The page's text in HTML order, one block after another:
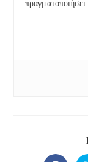
πραγματοποιήσει